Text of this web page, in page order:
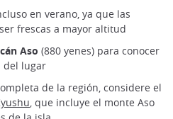
en verano, ya que las
frescas a mayor altitud
Aso (880 yenes) para conocer
del lugar
de la región, considere el
, que incluye el monte Aso